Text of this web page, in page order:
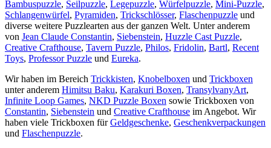
Bambuspuzzle, Seilpuzzle, Legepuzzle, Würfelpuzzle, Mini-Puzzle,
Schlangenwürfel, Pyramiden, Trickschlösser, Flaschenpuzzle und
diverse weitere Puzzlearten aus der ganzen Welt. Unter anderem
von Jean Claude Constantin, Siebenstein, Huzzle Cast Puzzle,
Creative Crafthouse, Tavern Puzzle, Philos, Fridolin, Bartl, Recent
Toys, Professor Puzzle und Eureka.
Wir haben im Bereich Trickkisten, Knobelboxen und Trickboxen
unter anderem Himitsu Baku, Karakuri Boxen, TransylvanyArt,
Infinite Loop Games, NKD Puzzle Boxen sowie Trickboxen von
Constantin, Siebenstein und Creative Crafthouse im Angebot. Wir
haben viele Trickboxen fürGeldgeschenke, Geschenkverpackungen
und Flaschenpuzzle.